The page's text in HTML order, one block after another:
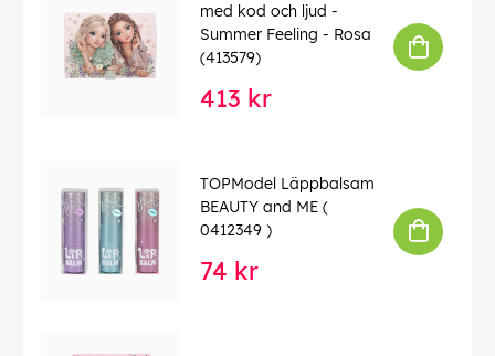
med kod och ljud -
Summer Feeling - Rosa
(413579)
413 kr
TOPModel Läppbalsam
BEAUTY and ME (
0412349 )
74 kr